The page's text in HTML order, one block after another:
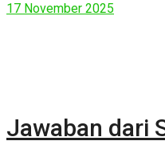
17 November 2025
Jawaban dari